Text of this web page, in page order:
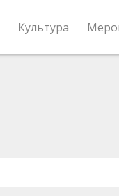
Культура